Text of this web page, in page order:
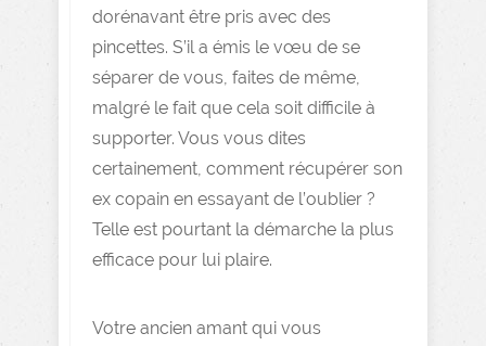
dorénavant être pris avec des
pincettes. S’il a émis le vœu de se
séparer de vous, faites de même,
malgré le fait que cela soit difficile à
supporter. Vous vous dites
certainement, comment récupérer son
ex copain en essayant de l’oublier ?
Telle est pourtant la démarche la plus
efficace pour lui plaire.
Votre ancien amant qui vous